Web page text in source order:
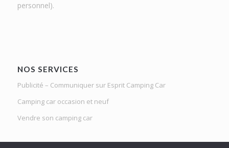
personnel).
NOS SERVICES
Publicité – Communiquer sur Esprit Camping Car
Camping car occasion et neuf
Vendre son camping car